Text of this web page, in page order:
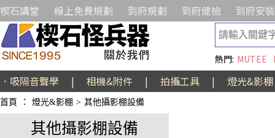
楔石講堂 線上免費規劃 到府規劃 到府健檢 到府安裝
熱門: MUTEE
．吸隔音聲學 | 相機&附件 | 拍攝工具 | 燈光&影棚
首頁 ： 燈光&影棚 > 其他攝影棚設備
其他攝影棚設備